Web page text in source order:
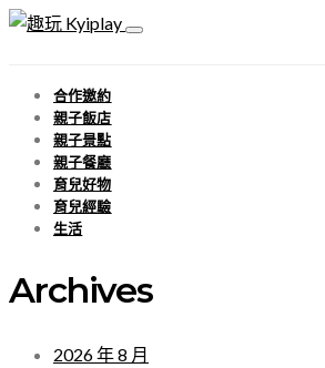
合作邀約
親子飯店
親子景點
親子餐廳
育兒好物
育兒經驗
生活
Archives
2026 年 8 月